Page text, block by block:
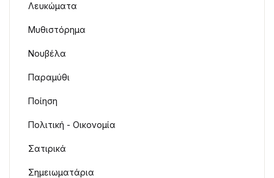
Λευκώματα
Μυθιστόρημα
Νουβέλα
Παραμύθι
Ποίηση
Πολιτική - Οικονομία
Σατιρικά
Σημειωματάρια